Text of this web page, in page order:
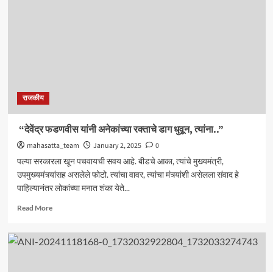
राजकीय
“देवेंद्र फडणवीस यांनी अनेकांच्या रक्ताचे डाग धुवून, त्यांना..”
mahasatta_team January 2, 2025
0
पल्या सरकारला खून पचवायची सवय आहे. बीडचे आका, त्यांचे मुख्यमंत्री,
उपमुख्यमंत्र्यांसह असलेले फोटो. त्यांचा वावर, त्यांचा मंत्र्यांशी असेलला संवाद हे
पाहिल्यानंतर लोकांच्या मनात शंका येते...
Read MoreRead
“देवेंद्र